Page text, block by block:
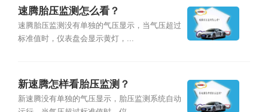
速腾胎压监测怎么看？
速腾胎压监测没有单独的气压显示，当气压超过
标准值时，仪表盘会显示黄灯，...
新速腾怎样看胎压监测？
新速腾没有单独的气压显示，胎压监测系统自动